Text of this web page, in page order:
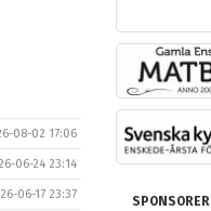
08-02 17:06
06-24 23:14
06-17 23:37 SPONSORER